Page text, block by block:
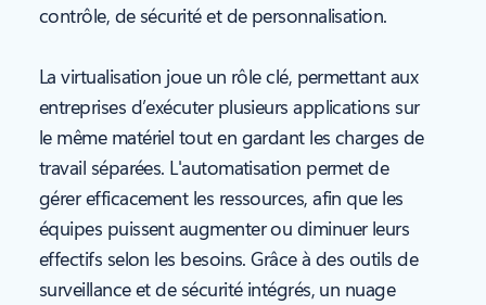
contrôle, de sécurité et de personnalisation.
La virtualisation joue un rôle clé, permettant aux
entreprises d’exécuter plusieurs applications sur
le même matériel tout en gardant les charges de
travail séparées. L'automatisation permet de
gérer efficacement les ressources, afin que les
équipes puissent augmenter ou diminuer leurs
effectifs selon les besoins. Grâce à des outils de
surveillance et de sécurité intégrés, un nuage